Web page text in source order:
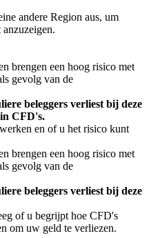
andere Region aus, um
brengen een hoog risico met
gevolg van de
beleggers verliest bij deze
CFD's.
en of u het risico kunt
brengen een hoog risico met
gevolg van de
beleggers verliest bij deze
of u begrijpt hoe CFD's
om uw geld te verliezen.